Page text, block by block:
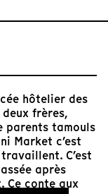
hôtelier des
frères,
parents tamouls
Market c’est
C’est
après
Ce conte aux